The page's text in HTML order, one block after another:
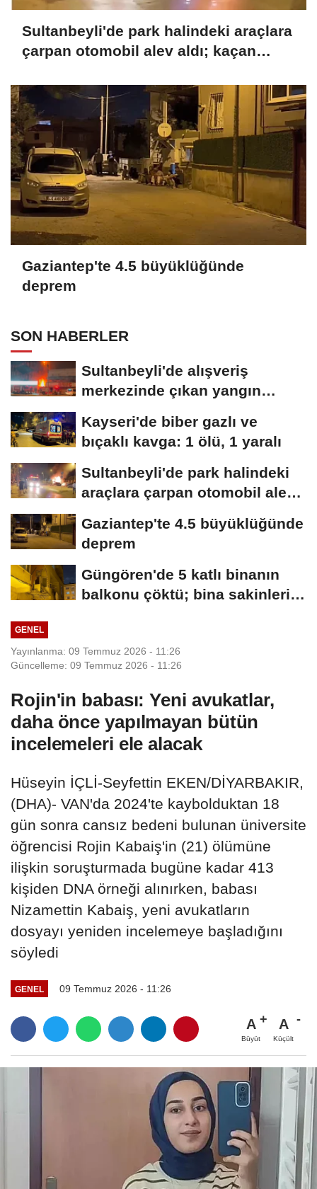
Sultanbeyli'de park halindeki araçlara
çarpan otomobil alev aldı; kaçan
Gaziantep'te 4.5 büyüklüğünde
deprem
SON HABERLER
Sultanbeyli'de alışveriş
merkezinde çıkan yangın
Kayseri'de biber gazlı ve
bıçaklı kavga: 1 ölü, 1 yaralı
Sultanbeyli'de park halindeki
araçlara çarpan otomobil alev
Gaziantep'te 4.5 büyüklüğünde
deprem
Güngören'de 5 katlı binanın
balkonu çöktü; bina sakinleri
GENEL
Yayınlanma: 09 Temmuz 2026 - 11:26
Güncelleme: 09 Temmuz 2026 - 11:26
Rojin'in babası: Yeni avukatlar,
daha önce yapılmayan bütün
incelemeleri ele alacak
Hüseyin İÇLİ-Seyfettin EKEN/DİYARBAKIR,
(DHA)- VAN'da 2024'te kaybolduktan 18
gün sonra cansız bedeni bulunan üniversite
öğrencisi Rojin Kabaiş'in (21) ölümüne
ilişkin soruşturmada bugüne kadar 413
kişiden DNA örneği alınırken, babası
Nizamettin Kabaiş, yeni avukatların
dosyayı yeniden incelemeye başladığını
söyledi
GENEL 09 Temmuz 2026 - 11:26
A
Büyüt
A
Küçült